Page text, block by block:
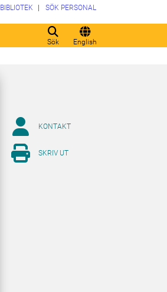
Sök English
BIBLIOTEK SÖK PERSONAL
KONTAKT
SKRIV UT